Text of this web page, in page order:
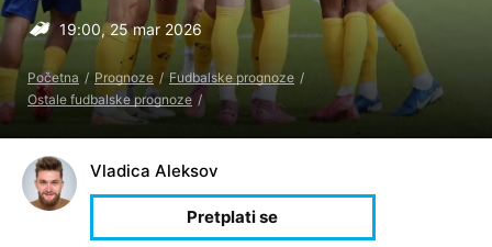
19:00, 25 mar 2026
Početna Prognoze
Fudbalske prognoze
Ostale fudbalske prognoze
Vladica Aleksov